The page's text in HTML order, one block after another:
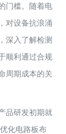
门槛。随着电
对设备抗浪涌
深入了解检测
顺利通过合规
周期成本的关
品研发初期就
化电路板布